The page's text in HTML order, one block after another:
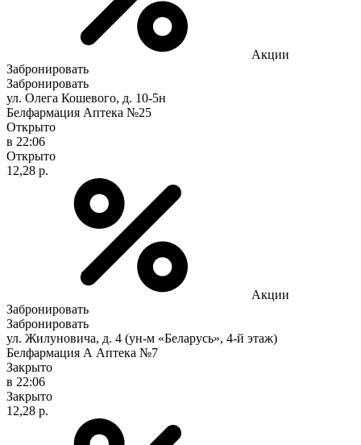
Акции
Забронировать
Забронировать
ул. Олега Кошевого, д. 10-5н
Белфармация Аптека №25
Открыто
в 22:06
Открыто
12,28 р.
Акции
Забронировать
Забронировать
ул. Жилуновича, д. 4 (ун-м «Беларусь», 4-й этаж)
Белфармация А Аптека №7
Закрыто
в 22:06
Закрыто
12,28 р.